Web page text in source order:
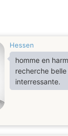
Hessen
homme en
recherche
interressante.